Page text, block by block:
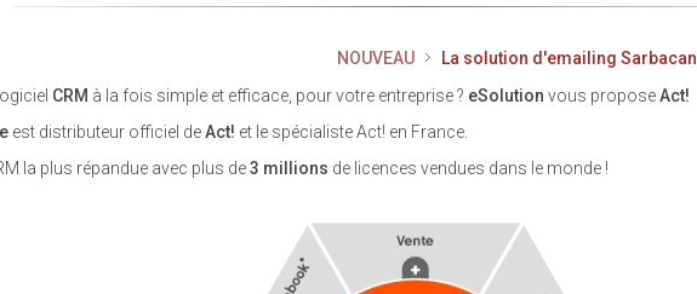
NOUVEAU
La solution d'emailing
CRM à la fois simple et efficace, pour votre entreprise ? eSolution vous proposeAct!
est distributeur officiel deAct! et le spécialiste Act! en France.
la plus répandue avec plus de3 millions de licences vendues dans le monde !